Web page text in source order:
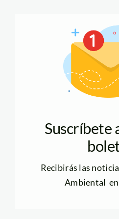
Suscríbete
Recibirás las
Ambiental